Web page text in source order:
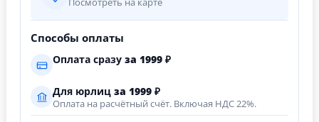
Посмотреть на карте
Способы оплаты
Оплата сразу за 1999 ₽
Для юрлиц за 1999 ₽
Оплата на расчётный счёт. Включая НДС 22%.